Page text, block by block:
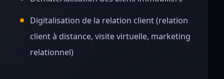
Digitalisation de la relation client (relation
client à distance, visite virtuelle, marketing
relationnel)